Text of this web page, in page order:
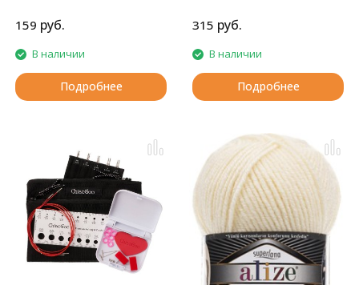
159 руб.
В наличии
Подробнее
315 руб.
В наличии
Подробнее